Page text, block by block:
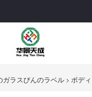
ガラスびんのラベル ボデ